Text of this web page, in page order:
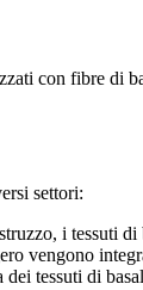
con fibre di
settori:
i tessuti di
vengono
tessuti di